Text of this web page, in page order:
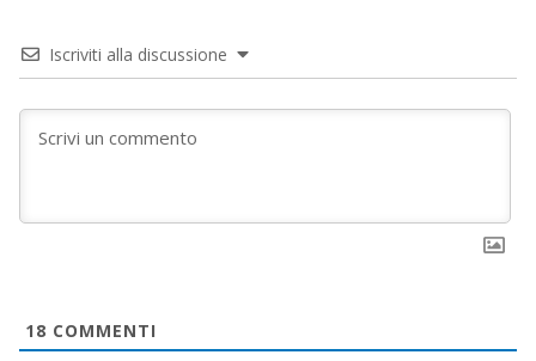
Iscriviti alla discussione
18 COMMENTI